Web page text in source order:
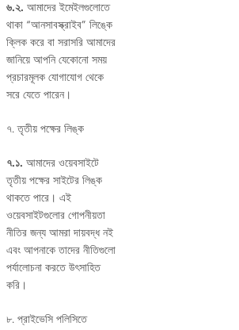
৬.২. আমাদের ইমেইলগুলোতে
থাকা “আনসাবস্ক্রাইব” লিঙ্কে
ক্লিক করে বা সরাসরি আমাদের
জানিয়ে আপনি যেকোনো সময়
প্রচারমূলক যোগাযোগ থেকে
সরে যেতে পারেন।
৭. তৃতীয় পক্ষের লিঙ্ক
৭.১. আমাদের ওয়েবসাইটে
তৃতীয় পক্ষের সাইটের লিঙ্ক
থাকতে পারে। এই
ওয়েবসাইটগুলোর গোপনীয়তা
নীতির জন্য আমরা দায়বদ্ধ নই
এবং আপনাকে তাদের নীতিগুলো
পর্যালোচনা করতে উৎসাহিত
করি।
৮. প্রাইভেসি পলিসিতে